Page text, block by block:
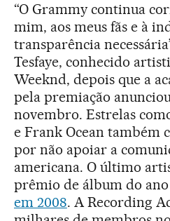
“O Grammy continua
mim, aos meus fãs e à
transparência
Tesfaye, conhecido
Weeknd, depois que a
pela premiação
novembro. Estrelas
e Frank Ocean também
por não apoiar a
americana. O último
prêmio de álbum do
em 2008. A Recording